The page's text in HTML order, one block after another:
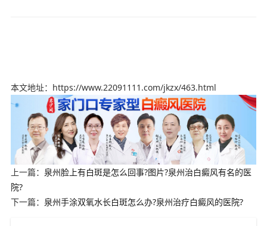
本文地址：https://www.22091111.com/jkzx/463.html
上一篇： 泉州脸上有白斑是怎么回事?图片?泉州治白癜风有名的医
院?
下一篇： 泉州手涂双氧水长白斑怎么办?泉州治疗白癜风的医院?